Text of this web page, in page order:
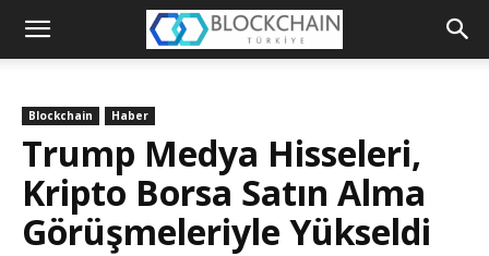
Blockchain
Blockchain Haber
Trump Medya Hisseleri,
Kripto Borsa Satın Alma
Görüşmeleriyle Yükseldi